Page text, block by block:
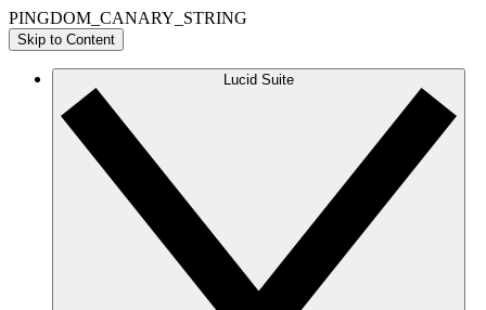
PINGDOM_CANARY_STRING
Skip to Content
Lucid Suite